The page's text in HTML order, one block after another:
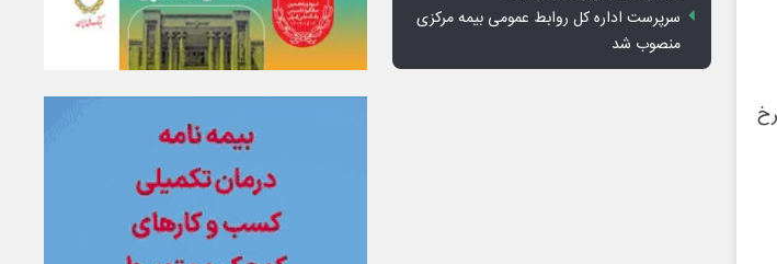
سرپرست اداره کل روابط عمومی بیمه مرکزی
منصوب شد